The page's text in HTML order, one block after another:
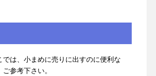
は、小まめに売りに出すのに便利な
参考下さい。